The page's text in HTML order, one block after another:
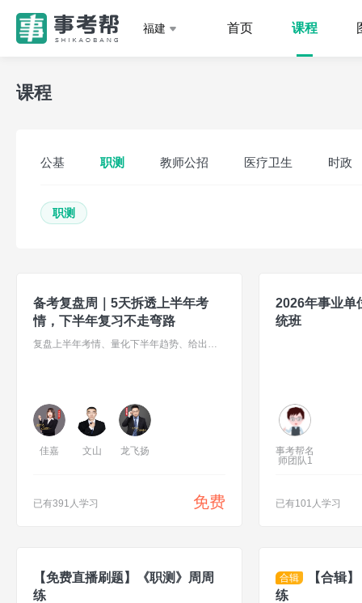
福建 首页 课程
课程
公基 职测 教师公招 医疗卫生 时政
职测
备考复盘周｜5天拆透上半年考
情，下半年复习不走弯路
佳嘉 文山 龙飞扬
已有391人学习 免费
2026年事业单
统班
事考帮名
师团队1
已有101人学习
【免费直播刷题】《职测》周周
练
合辑
【合辑
练